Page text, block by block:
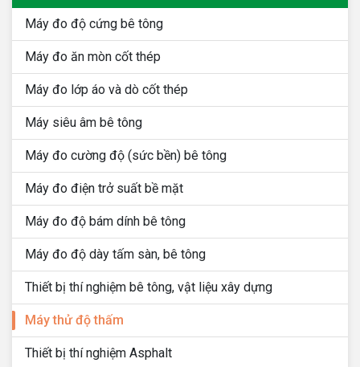
Máy đo độ cứng bê tông
Máy đo ăn mòn cốt thép
Máy đo lớp áo và dò cốt thép
Máy siêu âm bê tông
Máy đo cường độ (sức bền) bê tông
Máy đo điện trở suất bề mặt
Máy đo độ bám dính bê tông
Máy đo độ dày tấm sàn, bê tông
Thiết bị thí nghiệm bê tông, vật liệu xây dựng
Máy thử độ thấm
Thiết bị thí nghiệm Asphalt